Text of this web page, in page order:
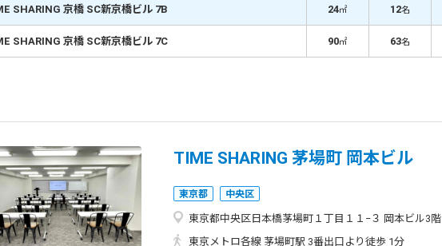
SHARING 京橋 SC新京橋ビル 7B 24㎡ 12名
SHARING 京橋 SC新京橋ビル 7C 90㎡ 63名
TIME SHARING 茅場町 岡本ビル
東京都 中央区
東京都中央区日本橋茅場町１丁目１１−３ 岡本ビル3階
東京メトロ各線 茅場町駅 3番出口より徒歩 1分